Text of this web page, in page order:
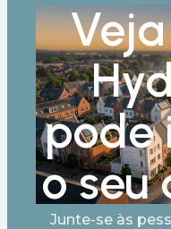
pode
o seu
Junte-se às